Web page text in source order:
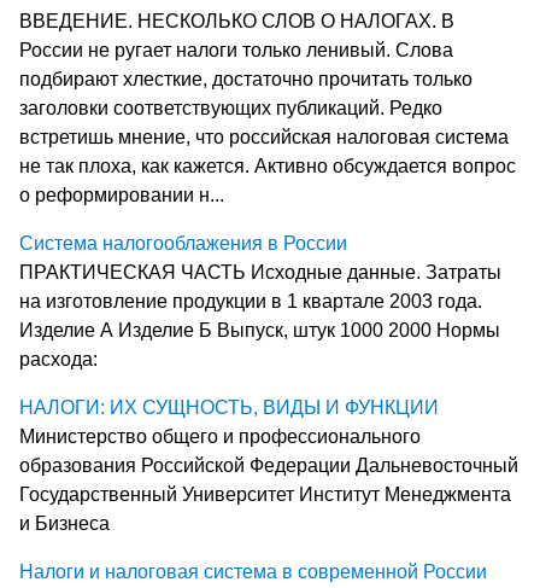
ВВЕДЕНИЕ. НЕСКОЛЬКО СЛОВ О НАЛОГАХ. В
России не ругает налоги только ленивый. Слова
подбирают хлесткие, достаточно прочитать только
заголовки соответствующих публикаций. Редко
встретишь мнение, что российская налоговая система
не так плоха, как кажется. Активно обсуждается вопрос
о реформировании н...
Система налогооблажения в России
ПРАКТИЧЕСКАЯ ЧАСТЬ Исходные данные. Затраты
на изготовление продукции в 1 квартале 2003 года.
Изделие А Изделие Б Выпуск, штук 1000 2000 Нормы
расхода:
НАЛОГИ: ИХ СУЩНОСТЬ, ВИДЫ И ФУНКЦИИ
Министерство общего и профессионального
образования Российской Федерации Дальневосточный
Государственный Университет Институт Менеджмента
и Бизнеса
Налоги и налоговая система в современной России